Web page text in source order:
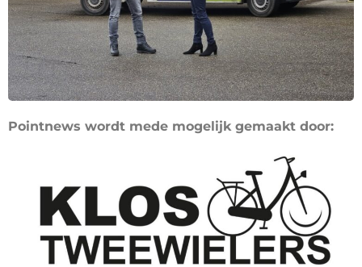
Pointnews wordt mede mogelijk gemaakt door: